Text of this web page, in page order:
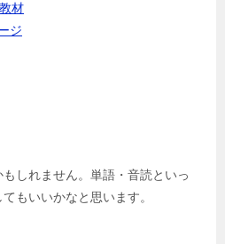
材
ジ
しれません。単語・音読といっ
もいいかなと思います。